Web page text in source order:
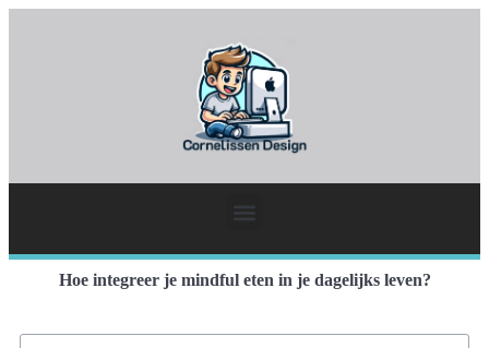
Hoe integreer je mindful eten in je dagelijks leven?